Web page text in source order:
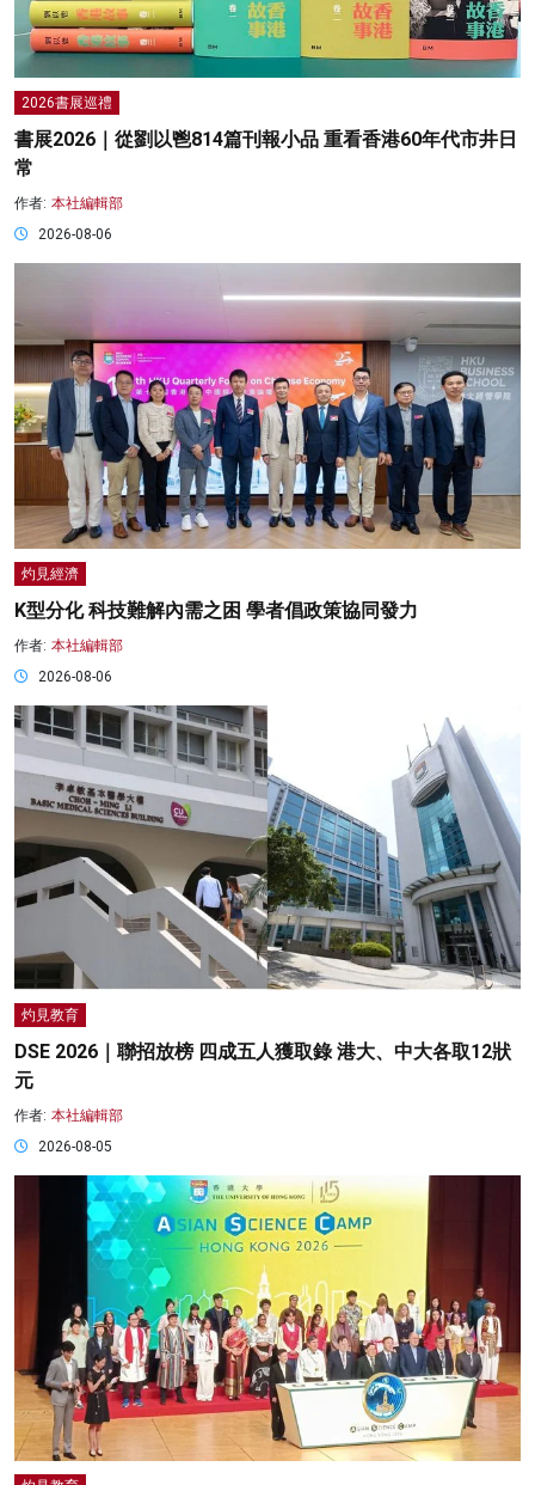
2026書展巡禮
書展2026｜從劉以鬯814篇刊報小品 重看香港60年代市井日
常
作者: 本社編輯部
2026-08-06
灼見經濟
K型分化 科技難解內需之困 學者倡政策協同發力
作者: 本社編輯部
2026-08-06
灼見教育
DSE 2026｜聯招放榜 四成五人獲取錄 港大、中大各取12狀
元
作者: 本社編輯部
2026-08-05